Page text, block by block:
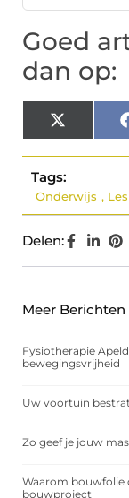
Goed
dan op:
X
(Twitter)
Tags:
Onderwijs ,
Delen:
Meer Berichten
Fysiotherapie
bewegingsvrijheid
Uw voortuin
Zo geef je jouw
Waarom bouwfolie
bouwproject